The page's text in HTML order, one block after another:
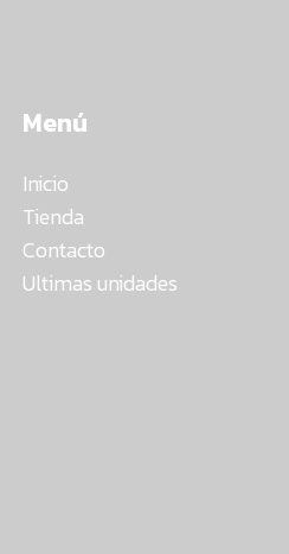
Menú
Inicio
Tienda
Contacto
Ultimas unidades